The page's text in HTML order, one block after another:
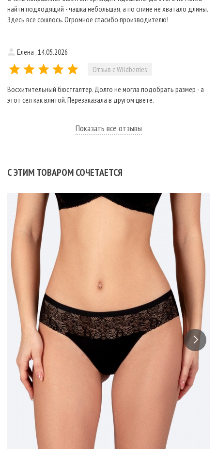
найти подходящий - чашка небольшая, а по спине не хватало длины.
Здесь все сошлось. Огромное спасибо производителю!
Елена , 14.05.2026
Отзыв с Wildberries
Восхитительный бюстгалтер. Долго не могла подобрать размер - а
этот сел как влитой. Перезаказала в другом цвете.
Показать все отзывы
С ЭТИМ ТОВАРОМ СОЧЕТАЕТСЯ